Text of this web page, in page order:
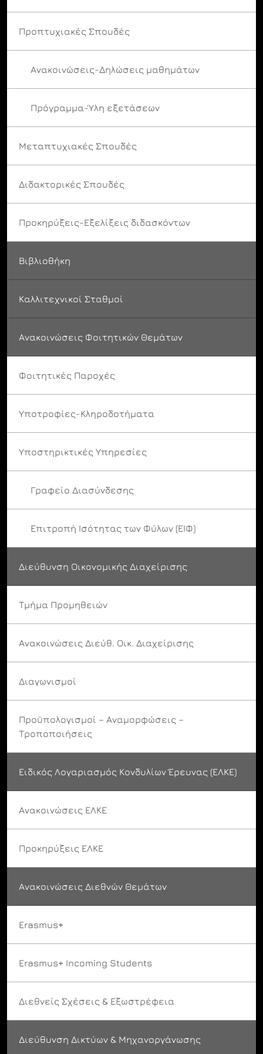
Προπτυχιακές Σπουδές
Ανακοινώσεις-Δηλώσεις μαθημάτων
Πρόγραμμα-Ύλη εξετάσεων
Μεταπτυχιακές Σπουδές
Διδακτορικές Σπουδές
Προκηρύξεις-Εξελίξεις διδασκόντων
Βιβλιοθήκη
Καλλιτεχνικοί Σταθμοί
Ανακοινώσεις Φοιτητικών Θεμάτων
Φοιτητικές Παροχές
Υποτροφίες-Κληροδοτήματα
Υποστηρικτικές Υπηρεσίες
Γραφείο Διασύνδεσης
Επιτροπή Ισότητας των Φύλων (ΕΙΦ)
Διεύθυνση Οικονομικής Διαχείρισης
Τμήμα Προμηθειών
Ανακοινώσεις Διεύθ. Οικ. Διαχείρισης
Διαγωνισμοί
Προϋπολογισμοί – Αναμορφώσεις –
Τροποποιήσεις
Ειδικός Λογαριασμός Κονδυλίων Έρευνας (ΕΛΚΕ)
Ανακοινώσεις ΕΛΚΕ
Προκηρύξεις ΕΛΚΕ
Ανακοινώσεις Διεθνών Θεμάτων
Erasmus+
Erasmus+ Incoming Students
Διεθνείς Σχέσεις & Εξωστρέφεια
Διεύθυνση Δικτύων & Μηχανοργάνωσης